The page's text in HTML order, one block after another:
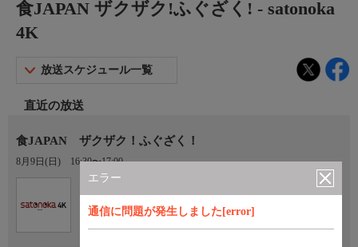
エラー
通信に問題が発生しました[error]
食JAPAN ザクザク!ふぐざく! - satonoka
4K
放送スケジュール一覧
直近の放送
食JAPAN ザクザク！ふぐざく！
8月9日(日) 16:30〜17:00